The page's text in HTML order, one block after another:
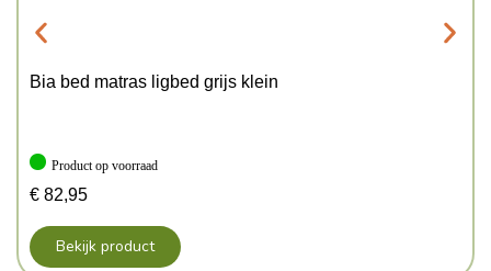
Bia bed matras ligbed grijs klein
Product op voorraad
€ 82,95
Bekijk product